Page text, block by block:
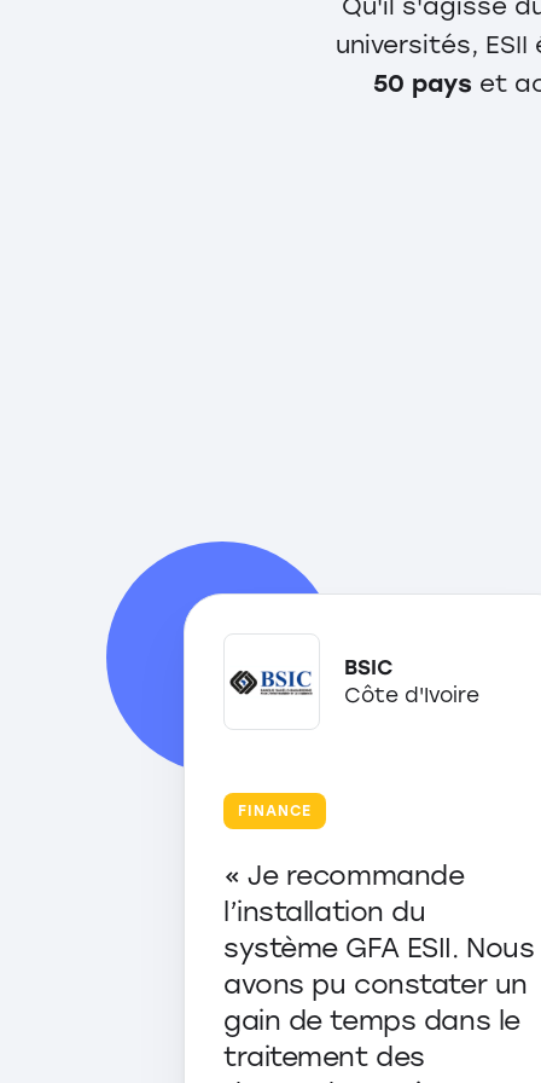
Qu'il s'agisse
universités,
50 pays et
BSIC
Côte d'Ivoire
FINANCE
« Je recommande
l’installation du
système GFA ESII. Nous
avons pu constater un
gain de temps dans le
traitement des